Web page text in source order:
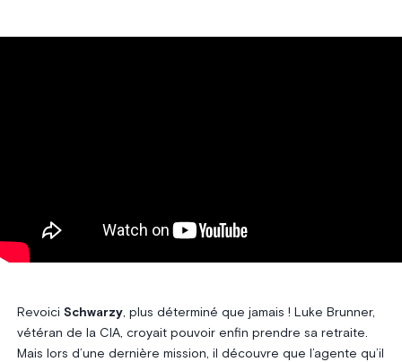
Revoici Schwarzy, plus déterminé que jamais ! Luke Brunner,
vétéran de la CIA, croyait pouvoir enfin prendre sa retraite.
Mais lors d’une dernière mission, il découvre que l’agente qu’il